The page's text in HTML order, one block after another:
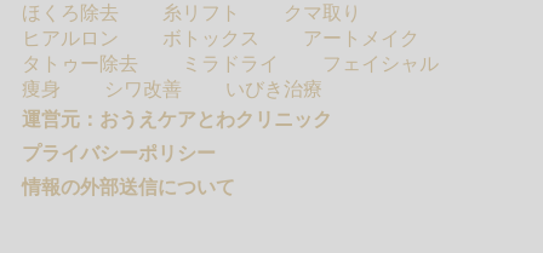
ほくろ除去
糸リフト
クマ取り
ヒアルロン
ボトックス
アートメイク
タトゥー除去
ミラドライ
フェイシャル
痩身
シワ改善
いびき治療
運営元：おうえケアとわクリニック
プライバシーポリシー
情報の外部送信について